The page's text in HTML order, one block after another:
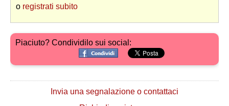
o registrati subito
Piaciuto? Condividilo sui social:
Invia una segnalazione o contattaci